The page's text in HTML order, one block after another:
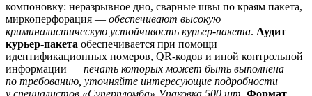
компоновку: неразрывное дно, сварные швы по краям пакета,
миркоперфорация — обеспечивают высокую
криминалистическую устойчивость курьер-пакета. Аудит
курьер-пакета обеспечивается при помощи
идентификационных номеров, QR-кодов и иной контрольной
информации — печать которых может быть выполнена
по требованию, уточняйте интересующие подробности
у специалистов «Суперпломба» Упаковка 500 шт. Формат